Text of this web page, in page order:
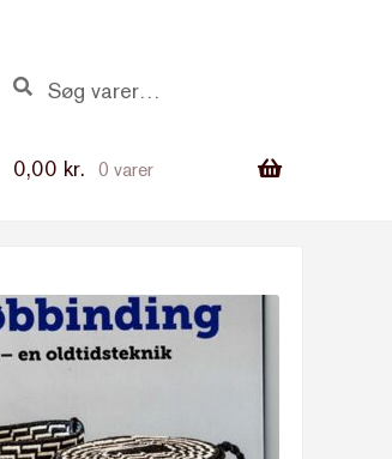
efter:
Søg
0,00 kr. 0 varer